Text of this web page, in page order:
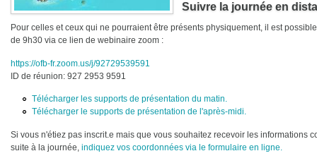
Suivre la journée en
Pour celles et ceux qui ne pourraient être présents physiquement, il est
de 9h30 via ce lien de webinaire zoom :
https://ofb-fr.zoom.us/j/92729539591
ID de réunion: 927 2953 9591
Télécharger les supports de présentation du matin.
Télécharger le supports de présentation de l'après-midi.
Si vous n'étiez pas inscrit.e mais que vous souhaitez recevoir les informations
suite à la journée, indiquez vos coordonnées via le formulaire en ligne.